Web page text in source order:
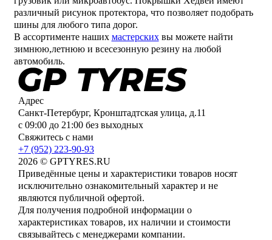
различный рисунок протектора, что позволяет подобрать
шины для любого типа дорог.
В ассортименте наших мастерскихвы можете найти
зимнюю,летнюю и всесезонную резину на любой
автомобиль.
Адрес
Санкт-Петербург, Кронштадтская улица, д.11
с 09:00 до 21:00 без выходных
Свяжитесь с нами
+7 (952) 223-90-93
2026 © GPTYRES.RU
Приведённые цены и характеристики товаров носят
исключительно ознакомительный характер и не
являются публичной офертой.
Для получения подробной информации о
характеристиках товаров, их наличии и стоимости
связывайтесь с менеджерами компании.